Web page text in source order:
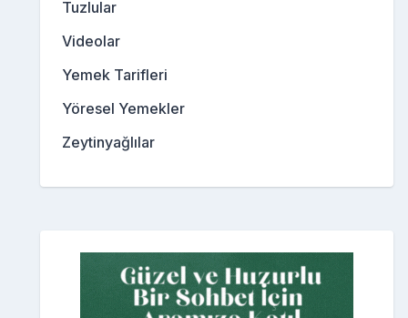
Tuzlular
Videolar
Yemek Tarifleri
Yöresel Yemekler
Zeytinyağlılar